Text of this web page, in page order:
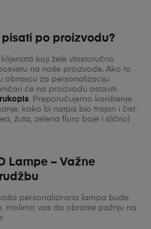
po proizvodu?
koji žele vlastoručno
na naše proizvode. Ako to
obrascu za personalizaciju
će na proizvodu ostaviti
. Preporučujemo korištenje
kako bi natpis bio trajan i čist.
žuta, zelena fluro boje i slično)
Lampe – Važne
personalizirana lampa bude
molimo vas da obratite pažnju na